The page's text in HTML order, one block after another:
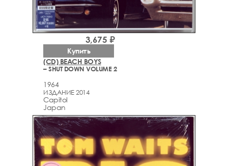
(CD) BEACH BOYS
– SHUT DOWN VOLUME 2
1964
ИЗДАНИЕ 2014
Capitol
Japan
3,675 ₽
Купить